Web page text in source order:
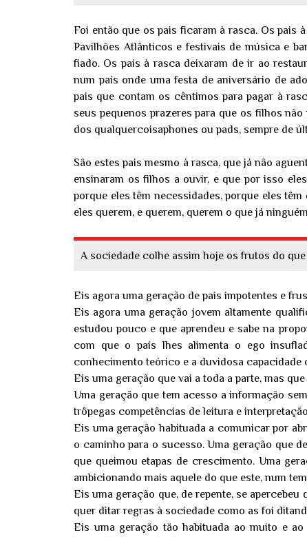
Foi então que os pais ficaram à rasca. Os pais
Pavilhões Atlânticos e festivais de música e
fiado. Os pais à rasca deixaram de ir ao
num país onde uma festa de aniversário de
pais que contam os cêntimos para pagar à
seus pequenos prazeres para que os filhos
dos qualquercoisaphones ou pads, sempre de
São estes pais mesmo à rasca, que já não
ensinaram os filhos a ouvir, e que por isso
porque eles têm necessidades, porque eles
eles querem, e querem, querem o que já
A sociedade colhe assim hoje os frutos do
Eis agora uma geração de pais impotentes e
Eis agora uma geração jovem altamente
estudou pouco e que aprendeu e sabe na
com que o país lhes alimenta o ego
conhecimento teórico e a duvidosa capacidade
Eis uma geração que vai a toda a parte, mas
Uma geração que tem acesso a informação
trôpegas competências de leitura e
Eis uma geração habituada a comunicar por
o caminho para o sucesso. Uma geração que
que queimou etapas de crescimento. Uma
ambicionando mais aquele do que este, num
Eis uma geração que, de repente, se
quer ditar regras à sociedade como as foi
Eis uma geração tão habituada ao muito e